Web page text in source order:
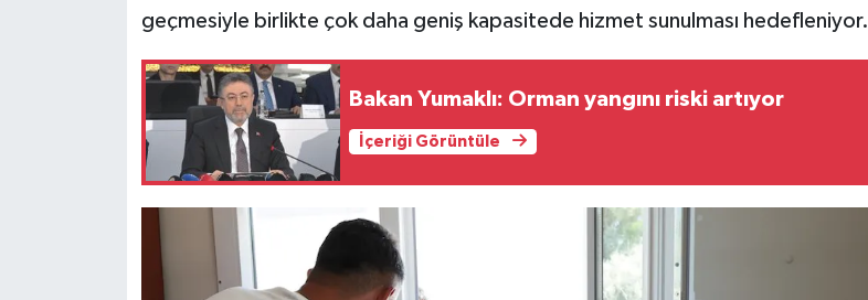
geçmesiyle birlikte çok daha geniş kapasitede hizmet sunulması hedefleniyor.
Bakan Yumaklı: Orman yangını riski artıyor
İçeriği Görüntüle